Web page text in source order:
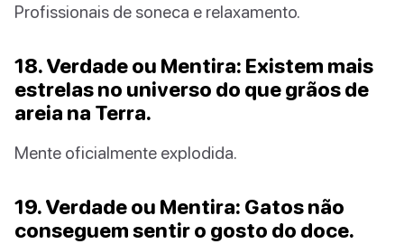
Profissionais de soneca e relaxamento.
18. Verdade ou Mentira: Existem mais
estrelas no universo do que grãos de
areia na Terra.
Mente oficialmente explodida.
19. Verdade ou Mentira: Gatos não
conseguem sentir o gosto do doce.